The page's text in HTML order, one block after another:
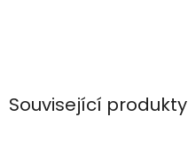
Související produkty